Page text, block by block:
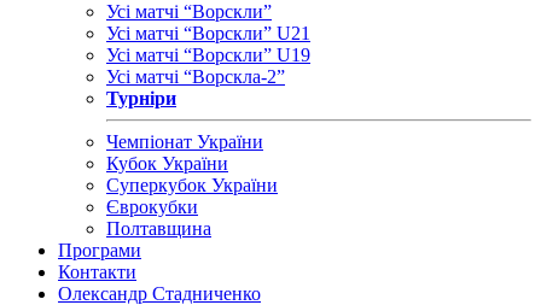
Усі матчі “Ворскли”
Усі матчі “Ворскли” U21
Усі матчі “Ворскли” U19
Усі матчі “Ворскла-2”
Турніри
Чемпіонат України
Кубок України
Суперкубок України
Єврокубки
Полтавщина
Програми
Контакти
Олександр Стадниченко